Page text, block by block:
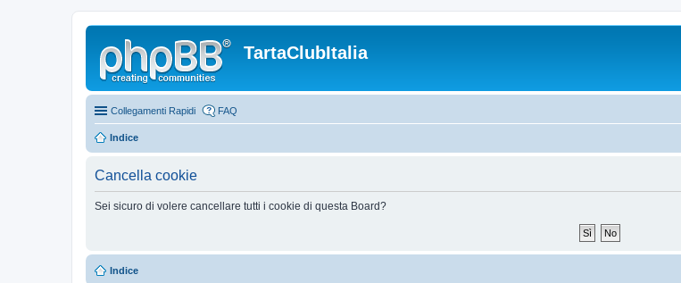
TartaClubItalia
Collegamenti Rapidi FAQ
Indice
Cancella cookie
Sei sicuro di volere cancellare tutti i cookie di questa Board?
Indice